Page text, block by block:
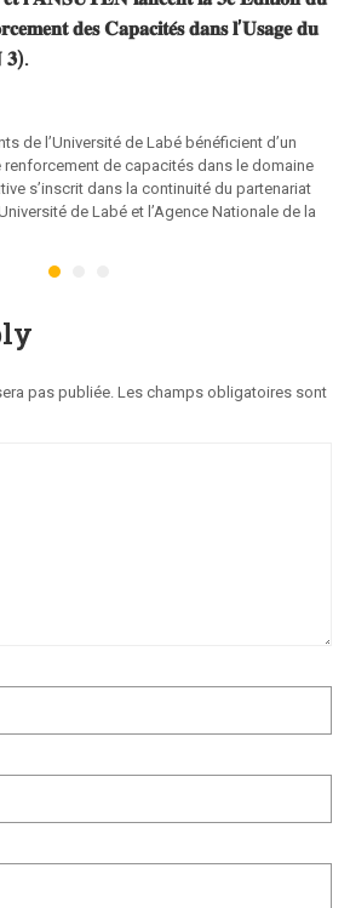
𝐝𝐞𝐬 𝐂𝐚𝐩𝐚𝐜𝐢𝐭𝐞́𝐬 𝐝𝐚𝐧𝐬 𝐥’𝐔𝐬𝐚𝐠𝐞 𝐝𝐮
𝟑).
de l’Université de Labé bénéficient d’un
de capacités dans le domaine
s’inscrit dans la continuité du partenariat
de Labé et l’Agence Nationale de la
pas publiée. Les champs obligatoires sont